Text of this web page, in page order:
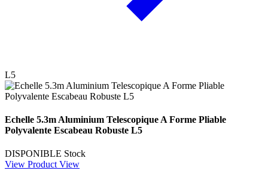
L5
Echelle 5.3m Aluminium Telescopique A Forme Pliable
Polyvalente Escabeau Robuste L5
DISPONIBLE Stock
View Product View